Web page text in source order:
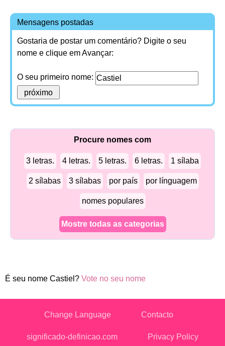
Mensagens postadas
Gostaria de postar um comentário? Digite o seu
nome e clique em Avançar:
O seu primeiro nome:
Procure nomes com
3 letras. 4 letras. 5 letras. 6 letras. 1 sílaba
2 sílabas 3 sílabas por país por línguagem
nomes populares
Mostre todas as categorias
É seu nome Castiel? Vote no seu nome
Change Language Contacto
significado-definicao.com Privacy Policy